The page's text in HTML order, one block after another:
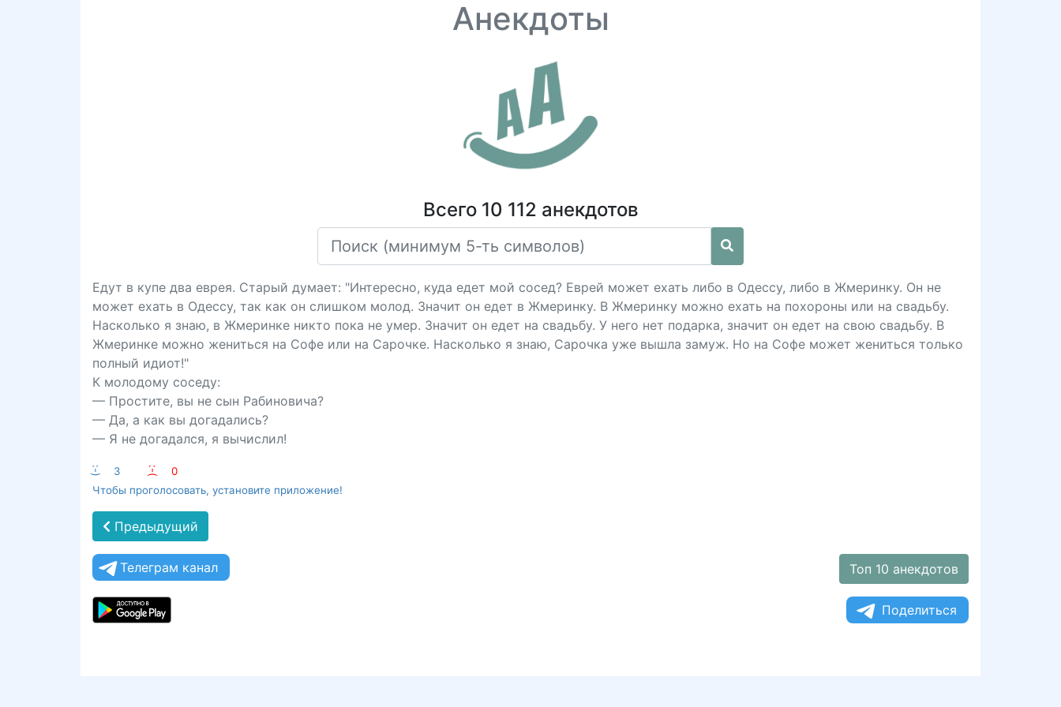
Анекдоты
Всего 10 112 анекдотов
Едут в купе два еврея. Старый думает: "Интересно, куда едет мой сосед? Еврей может ехать либо в Одессу, либо в Жмеринку. Он не
может ехать в Одессу, так как он слишком молод. Значит он едет в Жмеринку. В Жмеринку можно ехать на похороны или на свадьбу.
Насколько я знаю, в Жмеринке никто пока не умер. Значит он едет на свадьбу. У него нет подарка, значит он едет на свою свадьбу. В
Жмеринке можно жениться на Софе или на Сарочке. Насколько я знаю, Сарочка уже вышла замуж. Но на Софе может жениться только
полный идиот!"
К молодому соседу:
— Простите, вы не сын Рабиновича?
— Да, а как вы догадались?
— Я не догадался, я вычислил!
:-) 3 :-(
0
Чтобы проголосовать, установите приложение!
Предыдущий
Телеграм канал Топ 10 анекдотов
Поделиться